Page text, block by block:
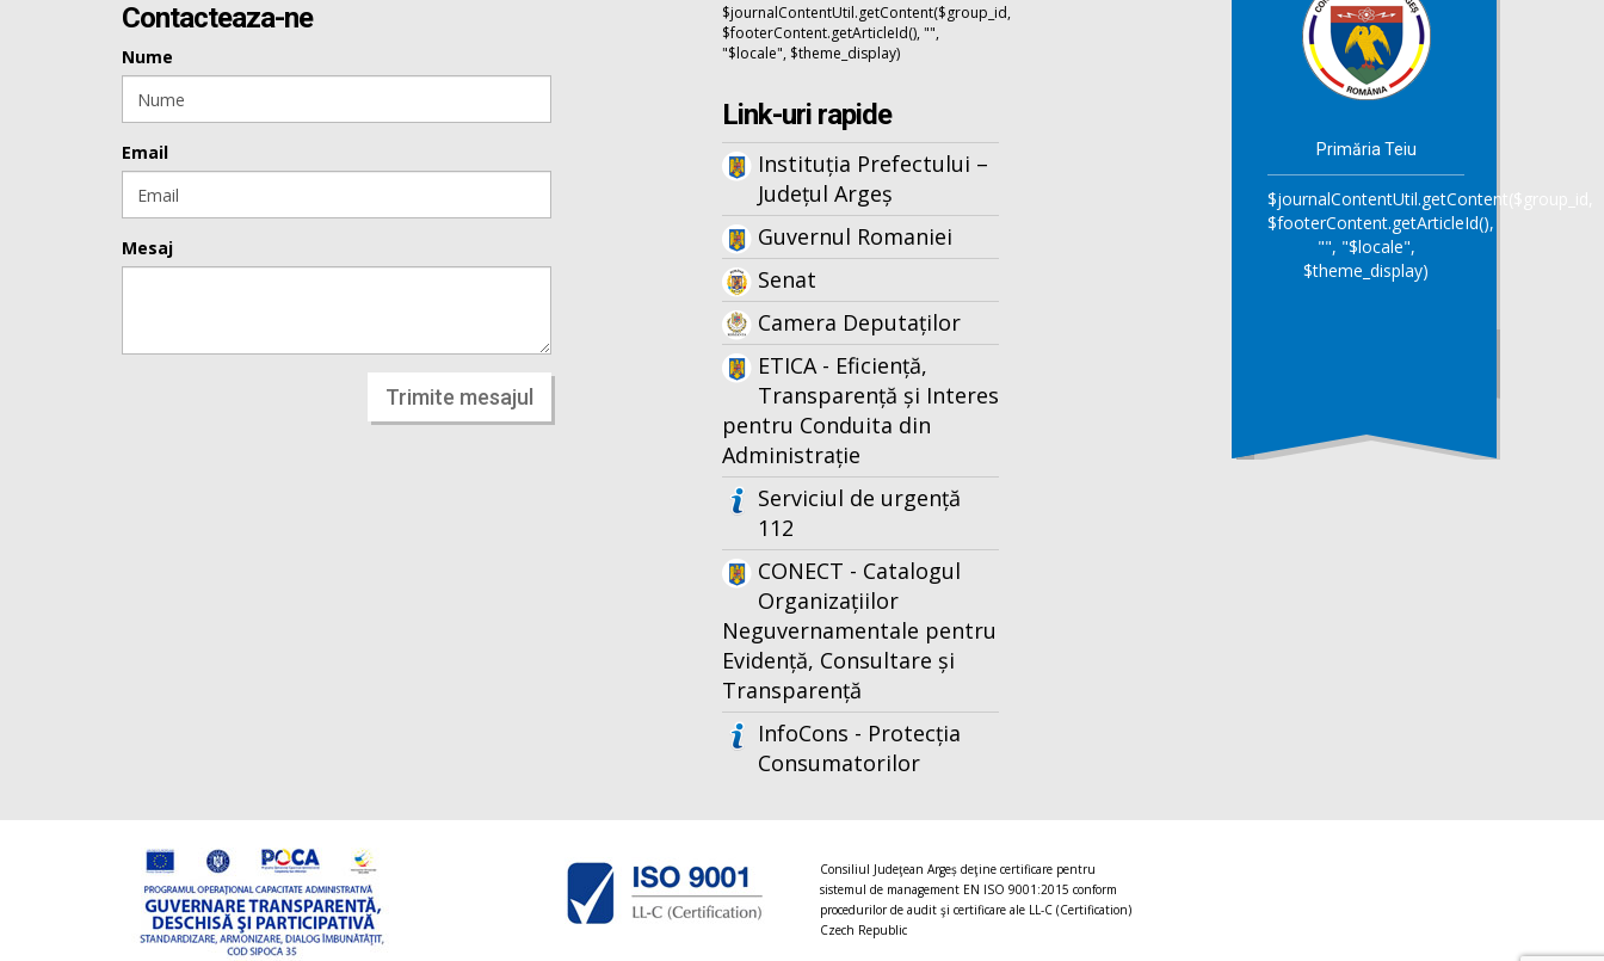
Contacteaza-ne
Nume
Email
Mesaj
Trimite mesajul
$journalContentUtil.getContent($group_id,
$footerContent.getArticleId(), "",
"$locale", $theme_display)
Link-uri rapide
Instituția Prefectului –
Județul Argeș
Guvernul Romaniei
Senat
Camera Deputaților
ETICA - Eficiență,
Transparență și Interes
pentru Conduita din
Administrație
Serviciul de urgență
112
CONECT - Catalogul
Organizațiilor
Neguvernamentale pentru
Evidență, Consultare și
Transparență
InfoCons - Protecția
Consumatorilor
Primăria Teiu
$journalContentUtil.getContent($group_id,
$footerContent.getArticleId(),
"", "$locale",
$theme_display)
Consiliul Judeţean Argeș deţine certificare pentru
sistemul de management EN ISO 9001:2015 conform
procedurilor de audit şi certificare ale LL-C (Certification)
Czech Republic